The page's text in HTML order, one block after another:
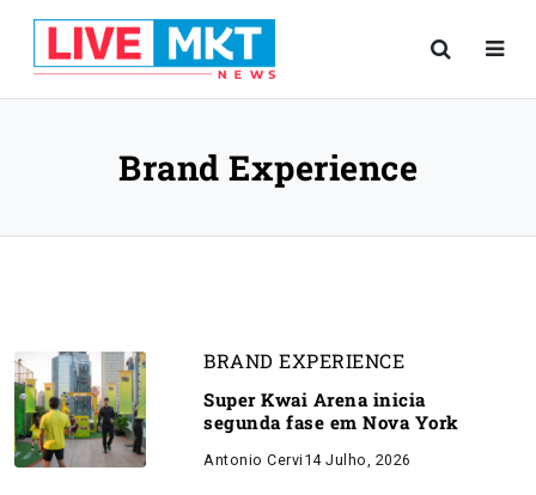
Brand Experience
BRAND EXPERIENCE
Super Kwai Arena inicia
segunda fase em Nova York
Antonio Cervi 14 Julho, 2026